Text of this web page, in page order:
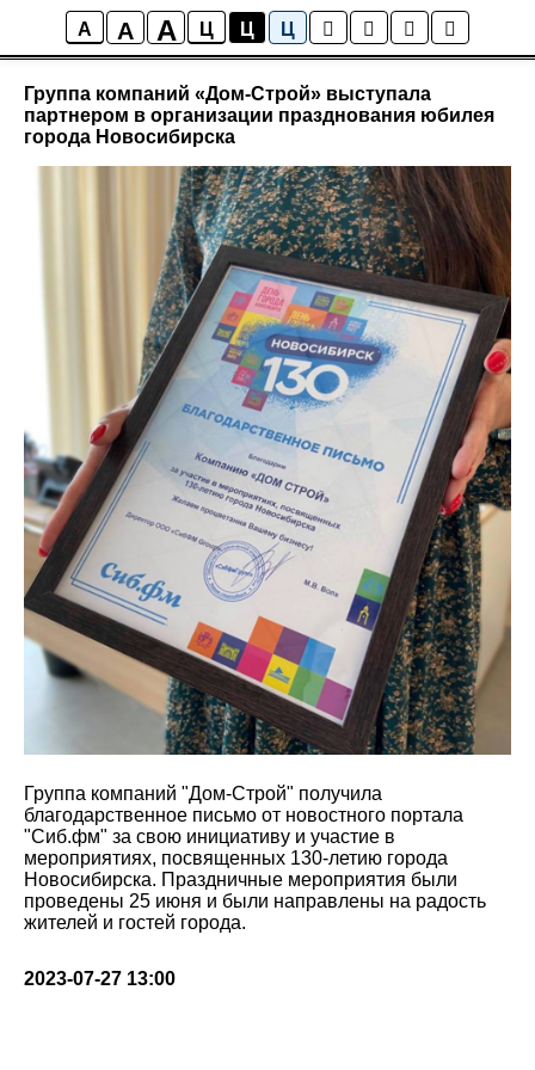
A A A Ц Ц Ц
Новости Управляющей Компании
Группа компаний «Дом-Строй» выступала
партнером в организации празднования юбилея
города Новосибирска
Группа компаний "Дом-Строй" получила
благодарственное письмо от новостного портала
"Сиб.фм" за свою инициативу и участие в
мероприятиях, посвященных 130-летию города
Новосибирска. Праздничные мероприятия были
проведены 25 июня и были направлены на радость
жителей и гостей города.
2023-07-27 13:00